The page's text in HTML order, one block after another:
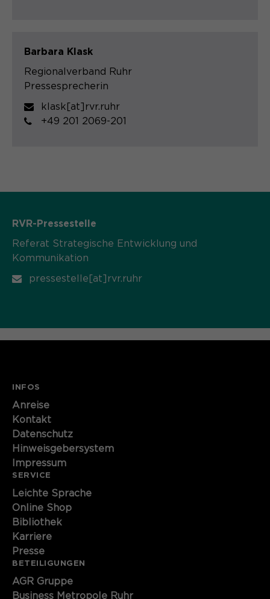
Barbara Klask
Regionalverband Ruhr
Pressesprecherin
klask[at]rvr.ruhr
+49 201 2069-201
RVR-Pressestelle
Referat Strategische Entwicklung und
Kommunikation
pressestelle[at]rvr.ruhr
INFOS
Anreise
Kontakt
Datenschutz
Hinweisgebersystem
Impressum
SERVICE
Leichte Sprache
Online Shop
Bibliothek
Karriere
Presse
BETEILIGUNGEN
AGR Gruppe
Business Metropole Ruhr